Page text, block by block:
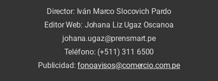
Director: Iván Marco Slocovich Pardo
Editor Web: Johana Liz Ugaz Oscanoa
johana.ugaz@prensmart.pe
Teléfono: (+511) 311 6500
Publicidad:fonoavisos@comercio.com.pe